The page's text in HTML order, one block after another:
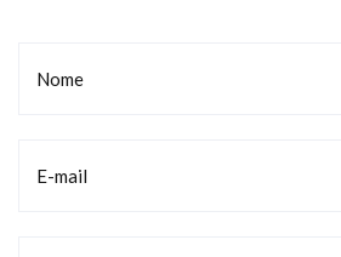
Nome
E-mail